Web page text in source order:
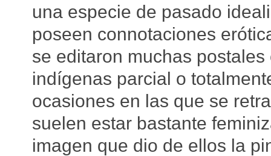
una especie de pasado
poseen connotaciones
se editaron muchas
indígenas parcial o
ocasiones en las que se
suelen estar bastante
imagen que dio de ellos la